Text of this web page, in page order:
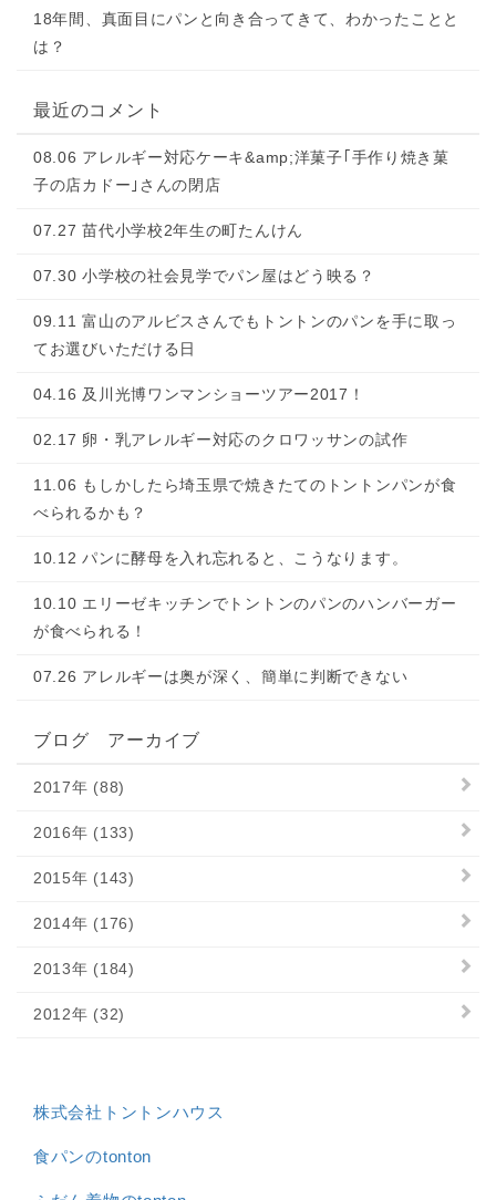
18年間、真面目にパンと向き合ってきて、わかったことと
は？
最近のコメント
08.06 アレルギー対応ケーキ&amp;洋菓子｢手作り焼き菓
子の店カドー｣さんの閉店
07.27 苗代小学校2年生の町たんけん
07.30 小学校の社会見学でパン屋はどう映る？
09.11 富山のアルビスさんでもトントンのパンを手に取っ
てお選びいただける日
04.16 及川光博ワンマンショーツアー2017！
02.17 卵・乳アレルギー対応のクロワッサンの試作
11.06 もしかしたら埼玉県で焼きたてのトントンパンが食
べられるかも？
10.12 パンに酵母を入れ忘れると、こうなります。
10.10 エリーゼキッチンでトントンのパンのハンバーガー
が食べられる！
07.26 アレルギーは奥が深く、簡単に判断できない
ブログ アーカイブ
2017年 (88)
2016年 (133)
2015年 (143)
2014年 (176)
2013年 (184)
2012年 (32)
株式会社トントンハウス
食パンのtonton